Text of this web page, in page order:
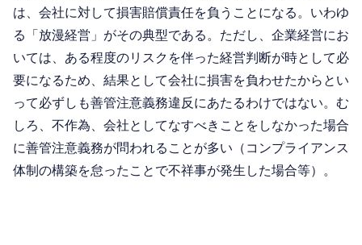
は、会社に対して損害賠償責任を負うことになる。いわゆ
る「放漫経営」がその典型である。ただし、企業経営にお
いては、ある程度のリスクを伴った経営判断が時として必
要になるため、結果として会社に損害を負わせたからとい
って必ずしも善管注意義務違反にあたるわけではない。む
しろ、不作為、会社としてなすべきことをしなかった場合
に善管注意義務が問われることが多い（コンプライアンス
体制の構築を怠ったことで不祥事が発生した場合等）。